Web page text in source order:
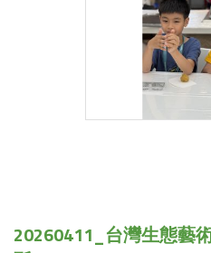
20260411_台灣生態藝